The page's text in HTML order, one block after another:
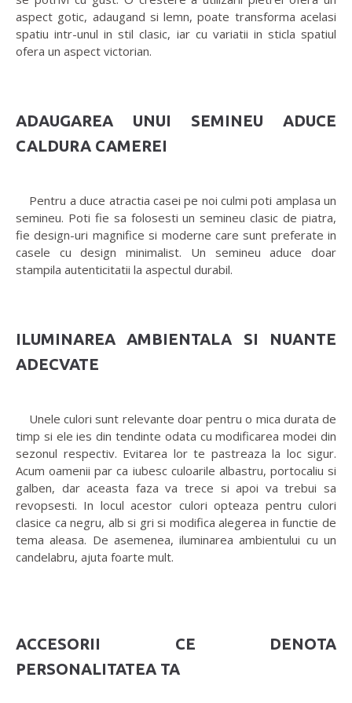
aspect gotic, adaugand si lemn, poate transforma acelasi
spatiu intr-unul in stil clasic, iar cu variatii in sticla spatiul
ofera un aspect victorian.
ADAUGAREA UNUI SEMINEU ADUCE
CALDURA CAMEREI
Pentru a duce atractia casei pe noi culmi poti amplasa un
semineu. Poti fie sa folosesti un semineu clasic de piatra,
fie design-uri magnifice si moderne care sunt preferate in
casele cu design minimalist. Un semineu aduce doar
stampila autenticitatii la aspectul durabil.
ILUMINAREA AMBIENTALA SI NUANTE
ADECVATE
Unele culori sunt relevante doar pentru o mica durata de
timp si ele ies din tendinte odata cu modificarea modei din
sezonul respectiv. Evitarea lor te pastreaza la loc sigur.
Acum oamenii par ca iubesc culoarile albastru, portocaliu si
galben, dar aceasta faza va trece si apoi va trebui sa
revopsesti. In locul acestor culori opteaza pentru culori
clasice ca negru, alb si gri si modifica alegerea in functie de
tema aleasa. De asemenea, iluminarea ambientului cu un
candelabru, ajuta foarte mult.
ACCESORII CE DENOTA
PERSONALITATEA TA